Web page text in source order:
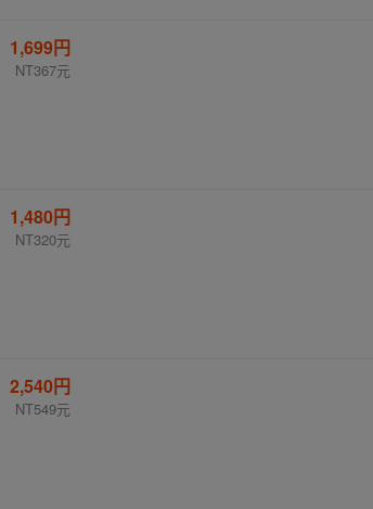
1,699円
NT367元
1,480円
NT320元
2,540円
NT549元